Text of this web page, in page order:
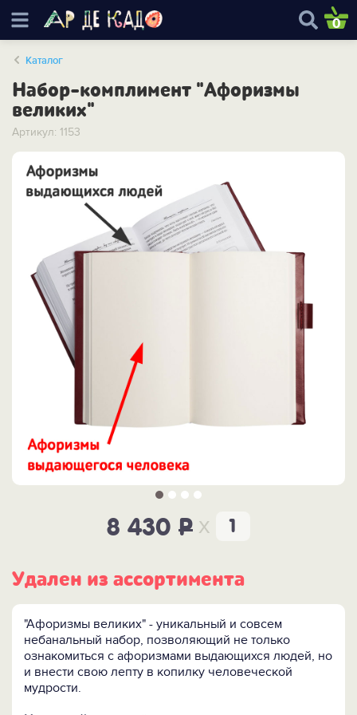
0
Каталог
Набор-комплимент "Афоризмы
великих"
Артикул: 1153
8 430 P x
Удален из ассортимента
"Афоризмы великих" - уникальный и совсем
небанальный набор, позволяющий не только
ознакомиться с афоризмами выдающихся людей, но
и внести свою лепту в копилку человеческой
мудрости.